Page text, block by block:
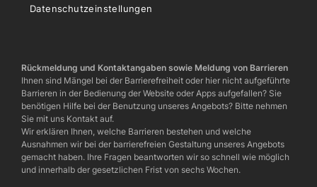
Datenschutzeinstellungen
Rückmeldung und Kontaktangaben sowie Meldung von Barrieren
Ihnen sind Mängel bei der Barrierefreiheit oder hier nicht aufgeführte
Barrieren in der Bedienung der Website oder Apps aufgefallen? Sie
benötigen Hilfe bei der Benutzung unseres Angebots? Bitte nehmen
Sie mit uns Kontakt auf.
Wir erklären Ihnen, welche Barrieren bestehen und welche
Ausnahmen wir bei der barrierefreien Gestaltung unseres Angebots
gemacht haben. Ihre Fragen beantworten wir so schnell wie möglich
und innerhalb der gesetzlichen Frist von sechs Wochen.